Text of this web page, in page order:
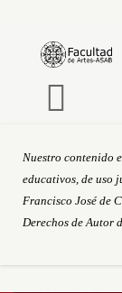
Nuestro contenido
educativos, de uso
Francisco José de
Derechos de Autor